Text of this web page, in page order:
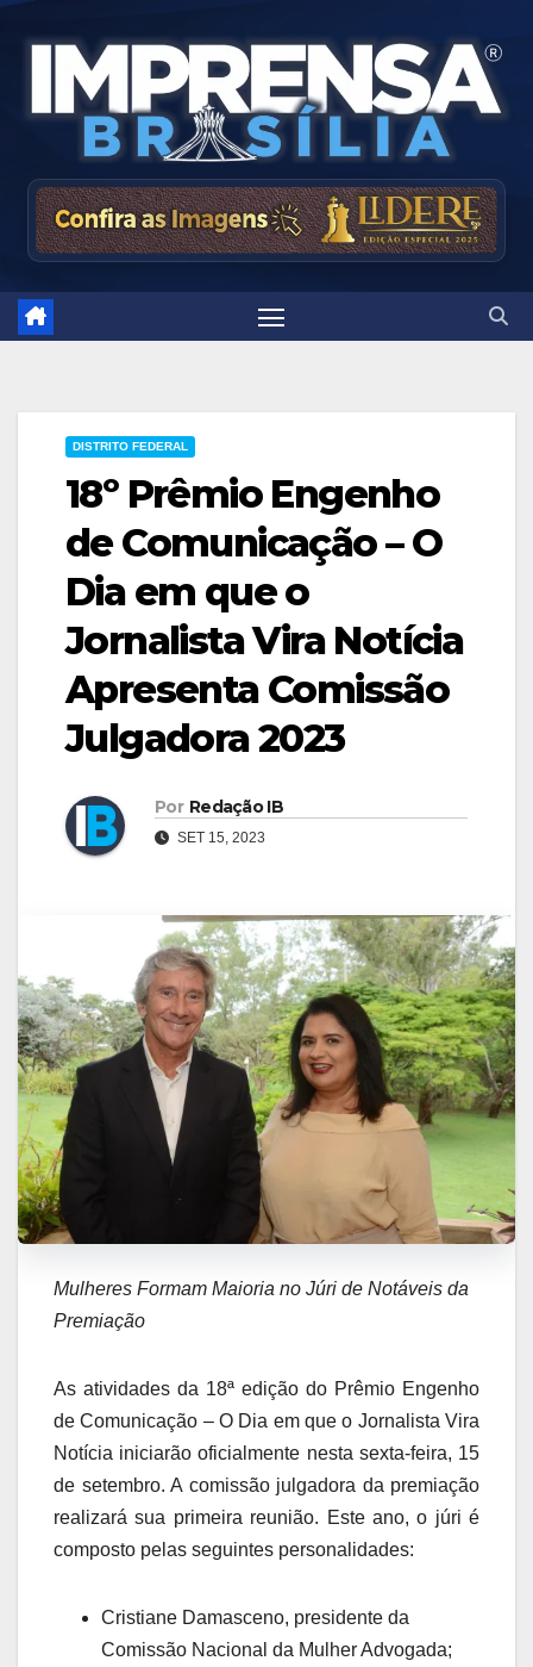
DISTRITO FEDERAL
18º Prêmio Engenho
de Comunicação – O
Dia em que o
Jornalista Vira Notícia
Apresenta Comissão
Julgadora 2023
Por Redação IB
SET 15, 2023
Mulheres Formam Maioria no Júri de Notáveis da
Premiação
As atividades da 18ª edição do Prêmio Engenho
de Comunicação – O Dia em que o Jornalista Vira
Notícia iniciarão oficialmente nesta sexta-feira, 15
de setembro. A comissão julgadora da premiação
realizará sua primeira reunião. Este ano, o júri é
composto pelas seguintes personalidades:
Cristiane Damasceno, presidente da
Comissão Nacional da Mulher Advogada;